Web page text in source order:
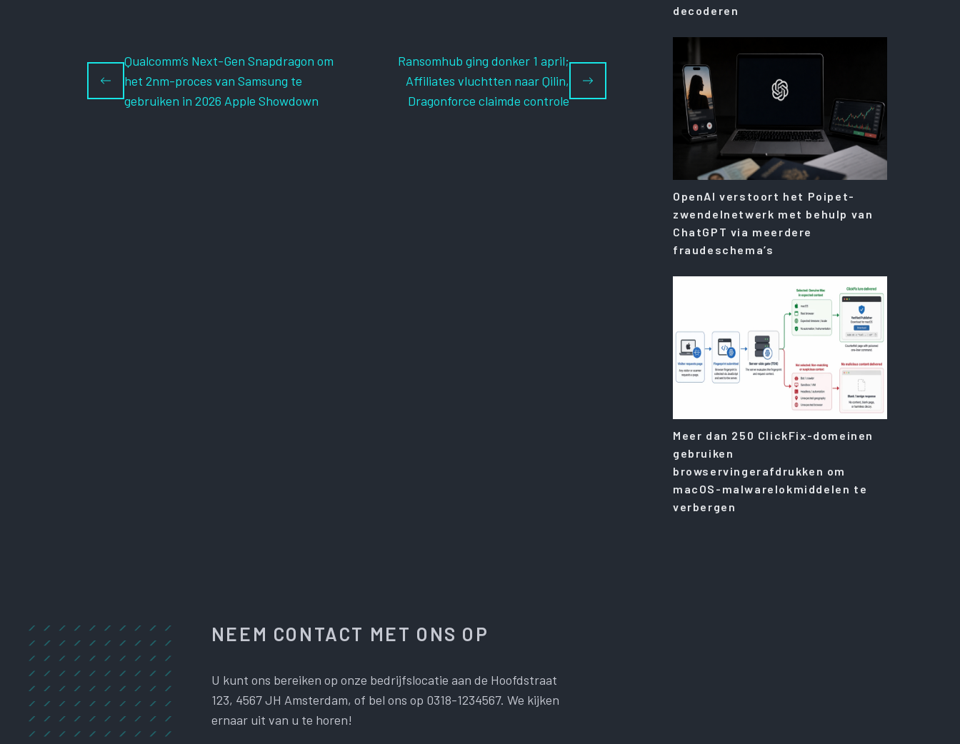
Qualcomm’s Next-Gen Snapdragon om
het 2nm-proces van Samsung te
gebruiken in 2026 Apple Showdown
Ransomhub ging donker 1 april;
Affiliates vluchtten naar Qilin,
Dragonforce claimde controle
decoderen
OpenAI verstoort het Poipet-
zwendelnetwerk met behulp van
ChatGPT via meerdere
fraudeschema’s
Meer dan 250 ClickFix-domeinen
gebruiken
browservingerafdrukken om
macOS-malwarelokmiddelen te
verbergen
NEEM CONTACT MET ONS OP
U kunt ons bereiken op onze bedrijfslocatie aan de Hoofdstraat
123, 4567 JH Amsterdam, of bel ons op 0318-1234567. We kijken
ernaar uit van u te horen!